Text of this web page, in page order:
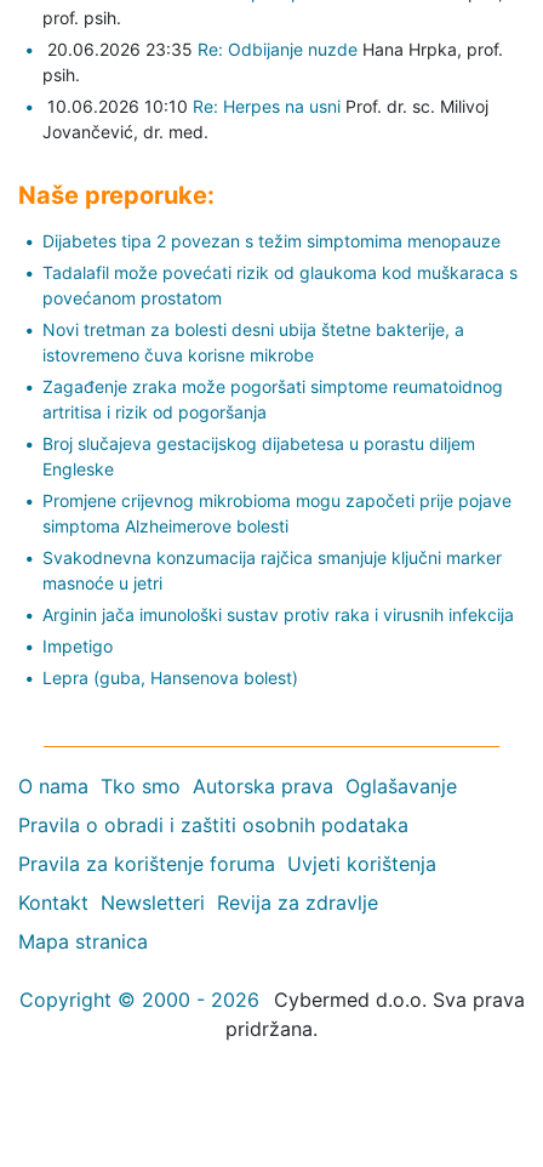
prof. psih.
20.06.2026 23:35 Re: Odbijanje nuzde Hana Hrpka, prof.
psih.
10.06.2026 10:10 Re: Herpes na usni Prof. dr. sc. Milivoj
Jovančević, dr. med.
Naše preporuke:
Dijabetes tipa 2 povezan s težim simptomima menopauze
Tadalafil može povećati rizik od glaukoma kod muškaraca s
povećanom prostatom
Novi tretman za bolesti desni ubija štetne bakterije, a
istovremeno čuva korisne mikrobe
Zagađenje zraka može pogoršati simptome reumatoidnog
artritisa i rizik od pogoršanja
Broj slučajeva gestacijskog dijabetesa u porastu diljem
Engleske
Promjene crijevnog mikrobioma mogu započeti prije pojave
simptoma Alzheimerove bolesti
Svakodnevna konzumacija rajčica smanjuje ključni marker
masnoće u jetri
Arginin jača imunološki sustav protiv raka i virusnih infekcija
Impetigo
Lepra (guba, Hansenova bolest)
O nama Tko smo Autorska prava Oglašavanje
Pravila o obradi i zaštiti osobnih podataka
Pravila za korištenje foruma Uvjeti korištenja
Kontakt Newsletteri Revija za zdravlje
Mapa stranica
Copyright © 2000 - 2026
Cybermed d.o.o. Sva prava
pridržana.